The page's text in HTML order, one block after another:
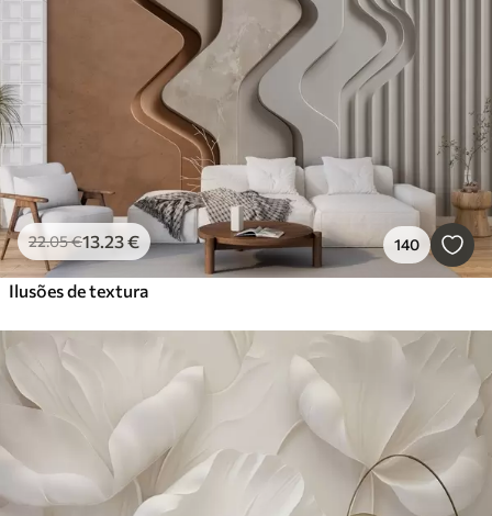
22.05€13.23€ 140
Ilusões de textura